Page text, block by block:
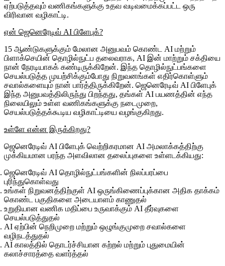
ஏற்படுத்தவும் வணிகங்களுக்கு உதவ வடிவமைக்கப்பட்ட ஒரு
விரிவான வழிகாட்டி.
ஏன் ஜெனெரேடிவ் AI பிளேபுக்?
15 ஆண்டுகளுக்கும் மேலான அனுபவம் கொண்ட AI மற்றும்
பிளாக்செயின் தொழில்நுட்ப தலைவராக, AI இன் மாற்றும் சக்தியை
நான் நேரடியாகக் கண்டிருக்கிறேன். இந்த தொழில்நுட்பங்களை
செயல்படுத்த முயற்சிக்கும்போது நிறுவனங்கள் எதிர்கொள்ளும்
சவால்களையும் நான் பார்த்திருக்கிறேன். ஜெனெரேடிவ் AI பிளேபுக்
இந்த அனுபவத்திலிருந்து பிறந்தது, தங்கள் AI பயணத்தின் எந்த
நிலையிலும் உள்ள வணிகங்களுக்கு நடைமுறை,
செயல்படுத்தக்கூடிய வழிகாட்டியை வழங்குகிறது.
உள்ளே என்ன இருக்கிறது?
ஜெனெரேடிவ் AI பிளேபுக் வெற்றிகரமான AI அமலாக்கத்திற்கு
முக்கியமான பரந்த அளவிலான தலைப்புகளை உள்ளடக்கியது:
ஜெனெரேடிவ் AI தொழில்நுட்பங்களின் நிலப்பரப்பை
புரிந்துகொள்வது
உங்கள் நிறுவனத்திற்குள் AI ஒருங்கிணைப்புக்கான அதிக தாக்கம்
கொண்ட பகுதிகளை அடையாளம் காணுதல்
உறுதியான வணிக மதிப்பை உருவாக்கும் AI தீர்வுகளை
செயல்படுத்துதல்
AI ஏற்பின் நெறிமுறை மற்றும் ஒழுங்குமுறை சவால்களை
வழிநடத்துதல்
AI காலத்தில் தொடர்ச்சியான கற்றல் மற்றும் புதுமையின்
கலாச்சாரத்தை வளர்த்தல்